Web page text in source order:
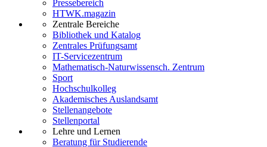
Pressebereich
HTWK.magazin
Zentrale Bereiche
Bibliothek und Katalog
Zentrales Prüfungsamt
IT-Servicezentrum
Mathematisch-Naturwissensch. Zentrum
Sport
Hochschulkolleg
Akademisches Auslandsamt
Stellenangebote
Stellenportal
Lehre und Lernen
Beratung für Studierende